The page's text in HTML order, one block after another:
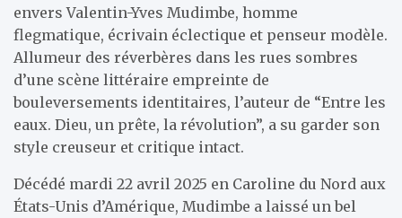
envers Valentin-Yves Mudimbe, homme
flegmatique, écrivain éclectique et penseur modèle.
Allumeur des réverbères dans les rues sombres
d’une scène littéraire empreinte de
bouleversements identitaires, l’auteur de “Entre les
eaux. Dieu, un prête, la révolution”, a su garder son
style creuseur et critique intact.
Décédé mardi 22 avril 2025 en Caroline du Nord aux
États-Unis d’Amérique, Mudimbe a laissé un bel